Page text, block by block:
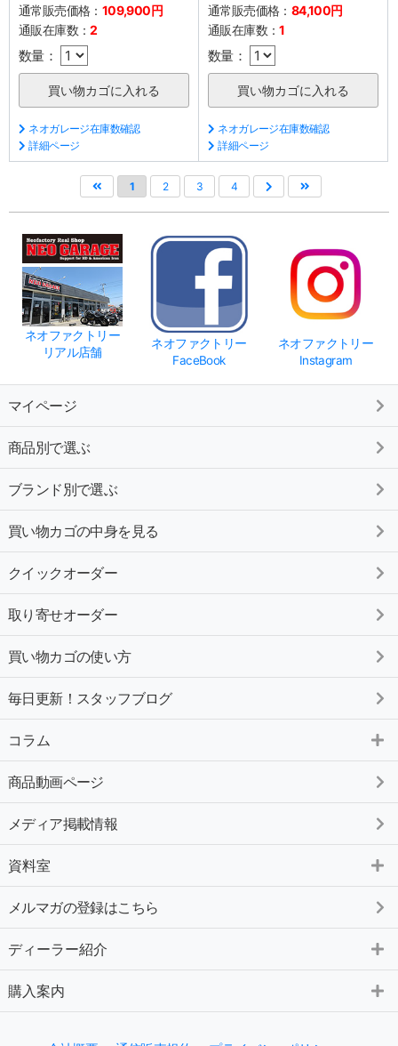
通常販売価格： 109,900円
通販在庫数：2
数量：
ネオガレージ在庫数確認
詳細ページ
通常販売価格： 84,100円
通販在庫数：1
数量：
ネオガレージ在庫数確認
詳細ページ
1 2 3 4
ネオファクトリー
リアル店舗
ネオファクトリー
FaceBook
ネオファクトリー
Instagram
マイページ
商品別で選ぶ
ブランド別で選ぶ
買い物カゴの中身を見る
クイックオーダー
取り寄せオーダー
買い物カゴの使い方
毎日更新！スタッフブログ
コラム
商品動画ページ
メディア掲載情報
資料室
メルマガの登録はこちら
ディーラー紹介
購入案内